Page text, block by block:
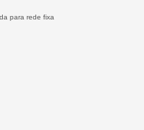
para rede fixa